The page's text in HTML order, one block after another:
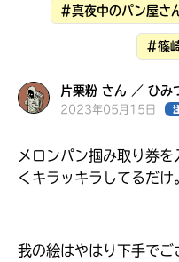
#真夜中のパン屋さ
#篠
片栗粉 さん ／ ひみ
2023年05月15日
メロンパン掴み取り券
くキラッキラしてるだけ
我の絵はやはり下手でご